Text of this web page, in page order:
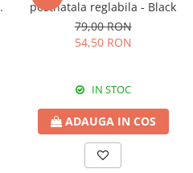
postnatala reglabila - Black
79,00 RON
54,50 RON
IN STOC
ADAUGA IN COS